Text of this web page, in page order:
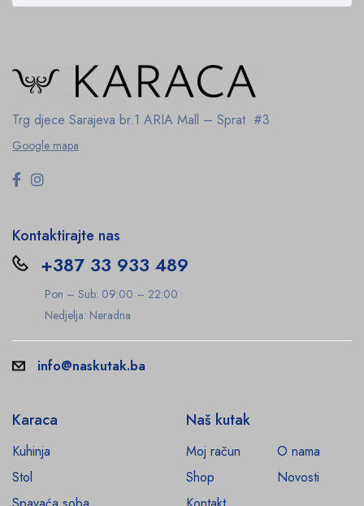
Trg djece Sarajeva br.1 ARIA Mall – Sprat #3
Google mapa
Kontaktirajte nas
+387 33 933 489
Pon – Sub: 09:00 – 22:00
Nedjelja: Neradna
info@naskutak.ba
Karaca
Kuhinja
Stol
Naš kutak
Moj račun
O nama
Shop
Novosti